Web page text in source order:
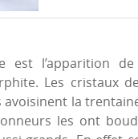
l’apparition
Les cristaux
la
les ont